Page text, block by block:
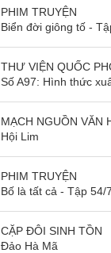
PHIM TRUYỆN
Biển đời giông tố -
THƯ VIỆN QUỐC
Số A97: Hình thức
MẠCH NGUỒN VĂN
Hội Lim
PHIM TRUYỆN
Bố là tất cả - Tập 54/
CẶP ĐÔI SINH TỒN
Đảo Hà Mã